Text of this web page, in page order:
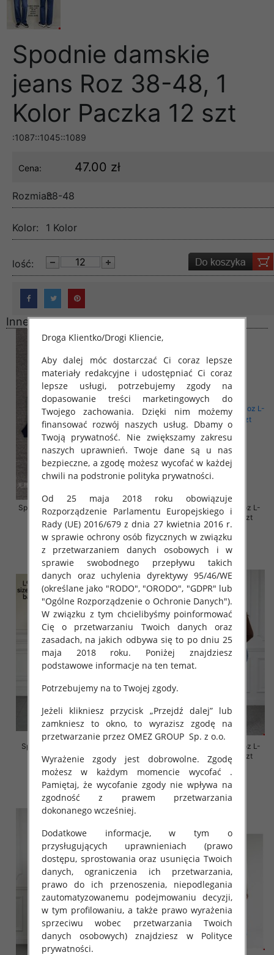
Spodnie damskie
jeans Roz 38-48, 1
Kolor Paczka 12 szt
:1087::1045::1089
Cena: 47.00 zł
Rozmiar:38-48
Kolor: 1 Kolor
lość:
Inne produkty
Spodnie damskie jeansy Roz 30-
38, 1 Kolor Paczka 10 szt
57.00 zł
szczegóły
Spodnie damskie jeansy Roz L-
4XL, 1 Kolor Paczka 12 szt
54.00 zł
szczegóły
Spodnie damskie jeansy Roz L-
4XL, 1 Kolor Paczka 12 szt
54.00 zł
szczegóły
Spodnie damskie jeansy Roz L-
4XL, 1 Kolor Paczka 12 szt
54.00 zł
szczegóły
Droga Klientko/Drogi Kliencie,
Aby dalej móc dostarczać Ci coraz lepsze
materiały redakcyjne i udostępniać Ci coraz
lepsze usługi, potrzebujemy zgody na
dopasowanie treści marketingowych do
Twojego zachowania. Dzięki nim możemy
finansować rozwój naszych usług. Dbamy o
Twoją prywatność. Nie zwiększamy zakresu
naszych uprawnień. Twoje dane są u nas
bezpieczne, a zgodę możesz wycofać w każdej
chwili na podstronie polityka prywatności.
Od 25 maja 2018 roku obowiązuje
Rozporządzenie Parlamentu Europejskiego i
Rady (UE) 2016/679 z dnia 27 kwietnia 2016 r.
w sprawie ochrony osób fizycznych w związku
z przetwarzaniem danych osobowych i w
sprawie swobodnego przepływu takich
danych oraz uchylenia dyrektywy 95/46/WE
(określane jako "RODO", "ORODO", "GDPR" lub
"Ogólne Rozporządzenie o Ochronie Danych").
W związku z tym chcielibyśmy poinformować
Cię o przetwarzaniu Twoich danych oraz
zasadach, na jakich odbywa się to po dniu 25
maja 2018 roku. Poniżej znajdziesz
podstawowe informacje na ten temat.
Potrzebujemy na to Twojej zgody.
Jeżeli klikniesz przycisk „Przejdź dalej” lub
zamkniesz to okno, to wyrazisz zgodę na
przetwarzanie przez OMEZ GROUP Sp. z o.o.
Wyrażenie zgody jest dobrowolne. Zgodę
możesz w każdym momencie wycofać .
Pamiętaj, że wycofanie zgody nie wpływa na
zgodność z prawem przetwarzania
dokonanego wcześniej.
Dodatkowe informacje, w tym o
przysługujących uprawnieniach (prawo
dostępu, sprostowania oraz usunięcia Twoich
danych, ograniczenia ich przetwarzania,
prawo do ich przenoszenia, niepodlegania
zautomatyzowanemu podejmowaniu decyzji,
w tym profilowaniu, a także prawo wyrażenia
sprzeciwu wobec przetwarzania Twoich
danych osobowych) znajdziesz w Polityce
prywatności.